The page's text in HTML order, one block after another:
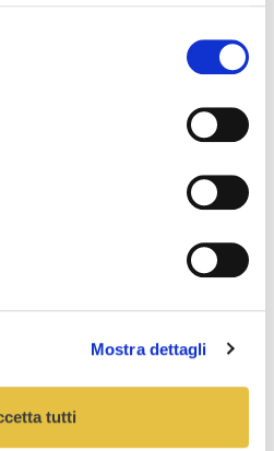
Mostra dettagli
tutti
Veramente un servizio